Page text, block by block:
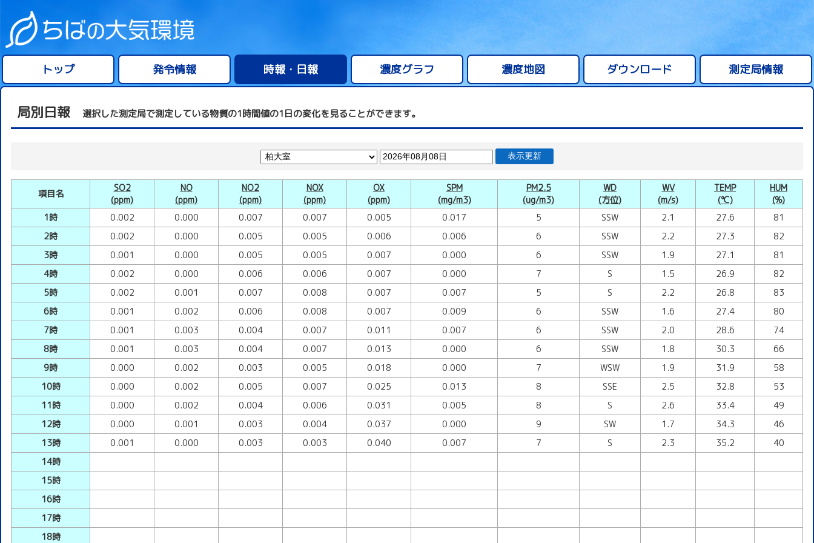
トップ 発令情報 時報・日報 濃度グラフ 濃度地図 ダウンロード 測定局情報
局別日報 選択した測定局で測定している物質の1時間値の1日の変化を見ることができます。
表示更新
項目名
SO2
(ppm)
NO
(ppm)
NO2
(ppm)
NOX
(ppm)
OX
(ppm)
SPM
(mg/m3)
PM2.5
(ug/m3)
WD
(方位)
WV
(m/s)
TEMP
(℃)
HUM
(%)
1時
0.002 0.000 0.007 0.007 0.005 0.017 5 SSW 2.1 27.6
81
2時
0.002 0.000 0.005 0.005 0.006 0.006 6 SSW 2.2 27.3
82
3時
0.001 0.000 0.005 0.005 0.007 0.000 6 SSW 1.9 27.1
81
4時
0.002 0.000 0.006 0.006 0.007 0.000 7 S 1.5 26.9
82
5時
0.002 0.001 0.007 0.008 0.007 0.007 5 S 2.2 26.8
83
6時
0.001 0.002 0.006 0.008 0.007 0.009 6 SSW 1.6 27.4
80
7時
0.001 0.003 0.004 0.007 0.011 0.007 6 SSW 2.0 28.6
74
8時
0.001 0.003 0.004 0.007 0.013 0.000 6 SSW 1.8 30.3
66
9時
0.000 0.002 0.003 0.005 0.018 0.000 7 WSW 1.9 31.9
58
10時
0.000 0.002 0.005 0.007 0.025 0.013 8 SSE 2.5 32.8
53
11時
0.000 0.002 0.004 0.006 0.031 0.005 8 S 2.6 33.4
49
12時
0.000 0.001 0.003 0.004 0.037 0.000 9 SW 1.7 34.3
46
13時
0.001 0.000 0.003 0.003 0.040 0.007 7 S 2.3 35.2
40
14時
15時
16時
17時
18時